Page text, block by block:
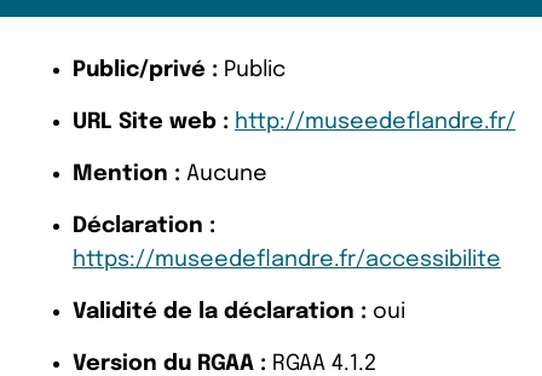
Public/privé : Public
URL Site web : http://museedeflandre.fr/
Mention : Aucune
Déclaration :
https://museedeflandre.fr/accessibilite
Validité de la déclaration : oui
Version du RGAA : RGAA 4.1.2